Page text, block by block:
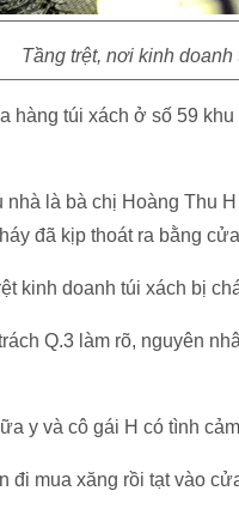
Tầng trệt, nơi kinh
hàng túi xách ở số 59
nhà là bà chị Hoàng Thu
đã kịp thoát ra bằng
kinh doanh túi xách bị
Q.3 làm rõ, nguyên
y và cô gái H có tình
đi mua xăng rồi tạt vào